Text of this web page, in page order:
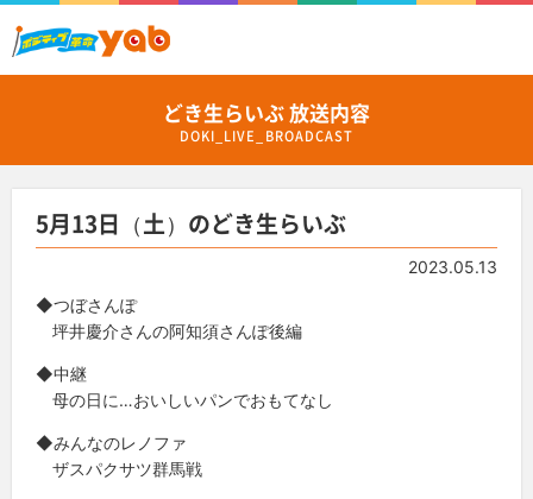
どき生らいぶ 放送内容
DOKI_LIVE_BROADCAST
5月13日（土）のどき生らいぶ
2023.05.13
◆つぼさんぽ
坪井慶介さんの阿知須さんぽ後編
◆中継
母の日に…おいしいパンでおもてなし
◆みんなのレノファ
ザスパクサツ群馬戦